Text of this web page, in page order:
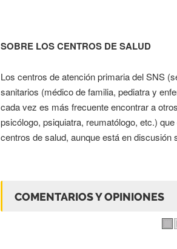
SOBRE LOS CENTROS DE SALUD
Los centros de atención primaria del SNS
sanitarios (médico de familia, pediatra y
cada vez es más frecuente encontrar a
psicólogo, psiquiatra, reumatólogo, etc.)
centros de salud, aunque está en
COMENTARIOS Y OPINIONES